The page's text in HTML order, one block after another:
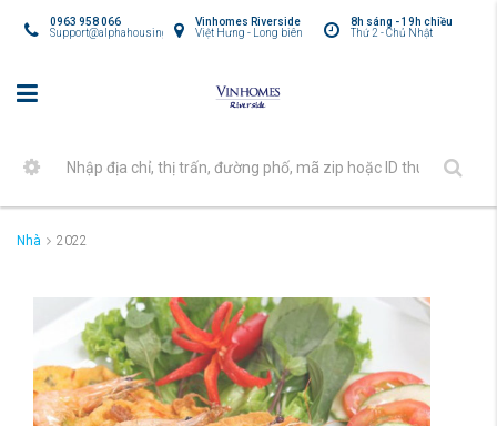
8h sáng - 19h chiều
Thứ 2 - Chủ Nhật
Vinhomes Riverside
Việt Hưng - Long biên
0963 958 066
Support@alphahousing.vn
Nhà 2022